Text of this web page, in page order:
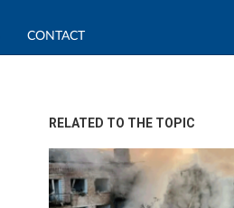
CONTACT
RELATED TO THE TOPIC